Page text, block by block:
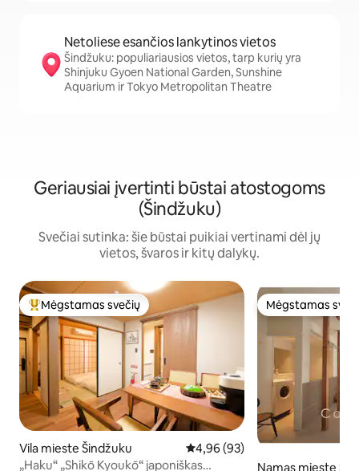
Netoliese esančios lankytinos vietos
Šindžuku: populiariausios vietos, tarp kurių yra
Shinjuku Gyoen National Garden, Sunshine
Aquarium ir Tokyo Metropolitan Theatre
Geriausiai įvertinti būstai atostogoms
(Šindžuku)
Svečiai sutinka: šie būstai puikiai vertinami dėl jų
vietos, švaros ir kitų dalykų.
Svečių mėgstamiausias
Mėgstamas svečių
Vila mieste Šindžuku Vidutinis įvertinimas: 4,96 iš 5,
4,96 (93)
„Haku“ „Shikō Kyoukō“ japoniškas
Mėgstamas
Mėgstamas
Namas mieste